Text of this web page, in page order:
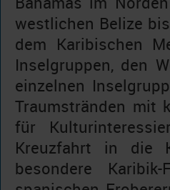
westlichen Belize
dem Karibischen
Inselgruppen, den
einzelnen
Traumstränden mit
für
Kreuzfahrt in die
besondere